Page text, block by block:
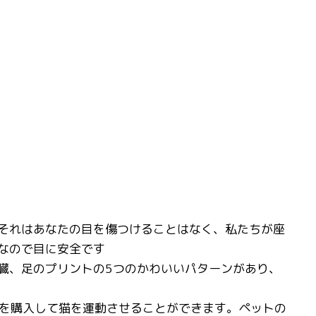
はあなたの目を傷つけることはなく、私たちが座
ので目に安全です
足のプリントの5つのかわいいパターンがあり、
購入して猫を運動させることができます。ペットの